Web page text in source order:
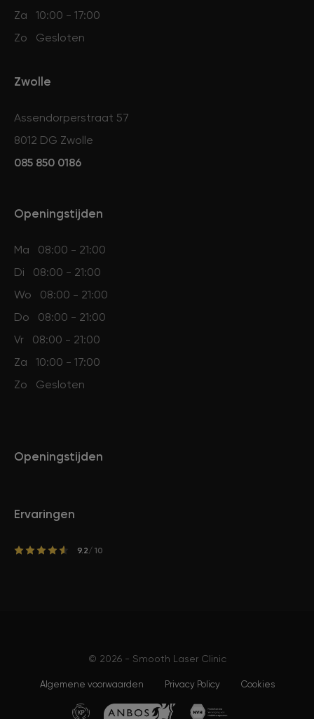
Za
10:00 - 17:00
Zo
Gesloten
Zwolle
Assendorperstraat 57
8012 DG Zwolle
085 850 0186
Openingstijden
Ma
08:00 - 21:00
Di
08:00 - 21:00
Wo
08:00 - 21:00
Do
08:00 - 21:00
Vr
08:00 - 21:00
Za
10:00 - 17:00
Zo
Gesloten
Openingstijden
Ervaringen
9.2/ 10
© 2026 - Smooth Laser Clinic
Algemene voorwaarden Privacy Policy Cookies